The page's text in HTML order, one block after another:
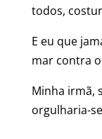
todos,
E eu que
mar contra
Minha irmã,
orgulharia-